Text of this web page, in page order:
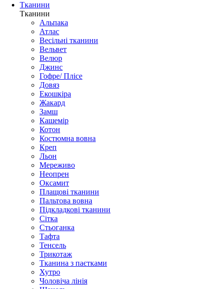
Тканини
Тканини
Альпака
Атлас
Весільні тканини
Вельвет
Велюр
Джинс
Гофре/ Плісе
Довяз
Екошкіра
Жакард
Замш
Кашемір
Котон
Костюмна вовна
Креп
Льон
Мереживо
Неопрен
Оксамит
Плащові тканини
Пальтова вовна
Підкладкові тканини
Сітка
Стьоганка
Тафта
Тенсель
Трикотаж
Тканина з паєтками
Хутро
Чоловіча лінія